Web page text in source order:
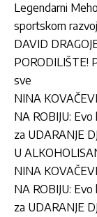
Legendarni
sportskom
DAVID
PORODILIŠTE!
sve
NINA
NA ROBIJU:
za UDARANJE
U
NINA
NA ROBIJU:
za UDARANJE